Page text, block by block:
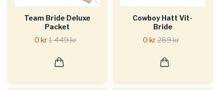
Team Bride Deluxe
Packet
0 kr1 449 kr
Cowboy Hatt Vit-
Bride
0 kr289 kr